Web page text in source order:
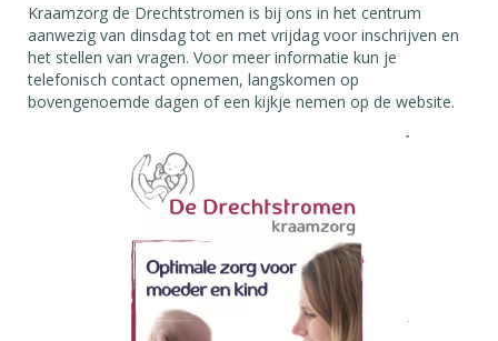
Kraamzorg de Drechtstromen is bij ons in het centrum
aanwezig van dinsdag tot en met vrijdag voor inschrijven en
het stellen van vragen. Voor meer informatie kun je
telefonisch contact opnemen, langskomen op
bovengenoemde dagen of een kijkje nemen op de website.